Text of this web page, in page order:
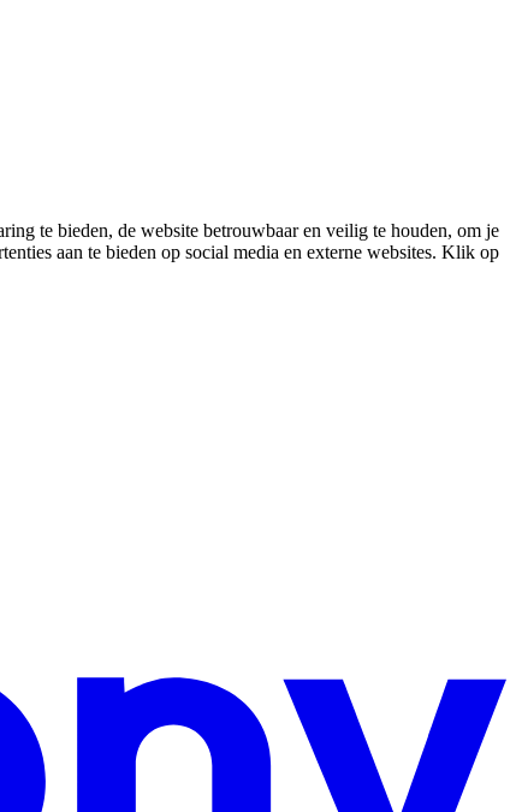
te bieden, de website betrouwbaar en veilig te houden, om je
aan te bieden op social media en externe websites. Klik op